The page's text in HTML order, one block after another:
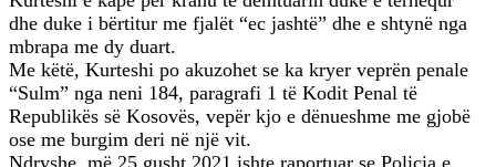
dhe duke i bërtitur me fjalët “ec jashtë” dhe e shtynë nga
mbrapa me dy duart.
Me këtë, Kurteshi po akuzohet se ka kryer veprën penale
“Sulm” nga neni 184, paragrafi 1 të Kodit Penal të
Republikës së Kosovës, vepër kjo e dënueshme me gjobë
ose me burgim deri në një vit.